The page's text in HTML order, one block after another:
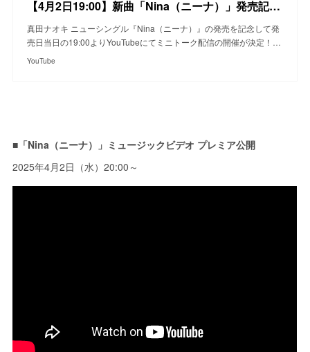
【4月2日19:00】新曲「Nina（ニーナ）」発売記念！真田ナオキ ミニトーク配信
真田ナオキ ニューシングル『Nina（ニーナ）』の発売を記念して発
売日当日の19:00よりYouTubeにてミニトーク配信の開催が決定！…
YouTube
■「Nina（ニーナ）」ミュージックビデオ プレミア公開
2025年4月2日（水）20:00～